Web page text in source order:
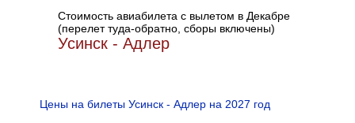
Стоимость авиабилета с вылетом в Декабре
(перелет туда-обратно, сборы включены)
Усинск - Адлер
Цены на билеты Усинск - Адлер на 2027 год